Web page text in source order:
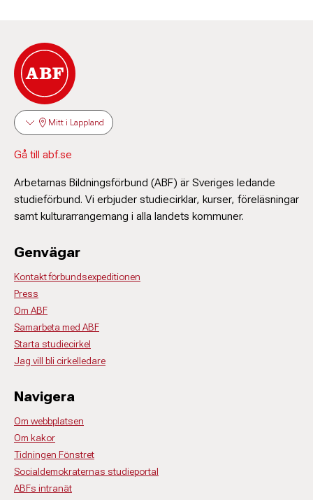
Mitt i Lappland
Gå till abf.se
Arbetarnas Bildningsförbund (ABF) är Sveriges ledande
studieförbund. Vi erbjuder studiecirklar, kurser, föreläsningar
samt kulturarrangemang i alla landets kommuner.
Genvägar
Kontakt förbundsexpeditionen
Press
Om ABF
Samarbeta med ABF
Starta studiecirkel
Jag vill bli cirkelledare
Navigera
Om webbplatsen
Om kakor
Tidningen Fönstret
Socialdemokraternas studieportal
ABFs intranät